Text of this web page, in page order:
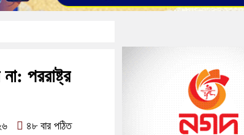
পররাষ্ট্র
৪৮ বার পঠিত